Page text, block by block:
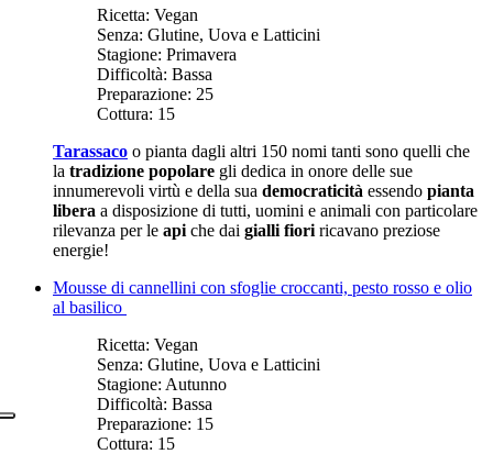
Ricetta: Vegan
Senza: Glutine, Uova e Latticini
Stagione: Primavera
Difficoltà: Bassa
Preparazione: 25
Cottura: 15
Tarassaco o pianta dagli altri 150 nomi tanti sono quelli che
la tradizione popolare gli dedica in onore delle sue
innumerevoli virtù e della sua democraticità essendo pianta
libera a disposizione di tutti, uomini e animali con particolare
rilevanza per le api che dai gialli fiori ricavano preziose
energie!
Mousse di cannellini con sfoglie croccanti, pesto rosso e olio
al basilico
Ricetta: Vegan
Senza: Glutine, Uova e Latticini
Stagione: Autunno
Difficoltà: Bassa
Preparazione: 15
Cottura: 15